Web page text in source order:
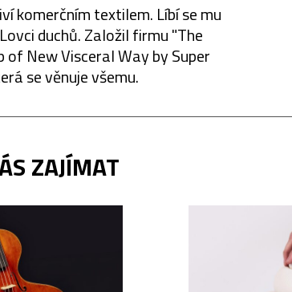
komerčním textilem. Líbí se mu
duchů. Založil firmu "The
New Visceral Way by Super
se věnuje všemu.
ZAJÍMAT